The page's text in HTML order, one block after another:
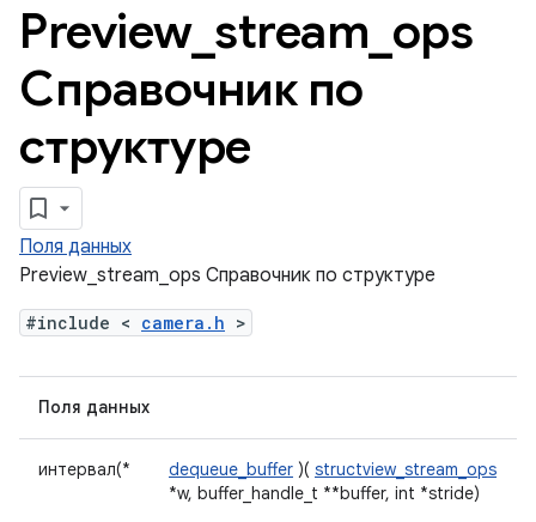
Preview_ stream ops
Справочник по
структуре
Поля данных
Preview_stream_ops Справочник по структуре
#include < camera.h >
Поля данных
интервал(* dequeue_buffer )( structview_stream_ops
*w, buffer_handle_t **buffer, int *stride)